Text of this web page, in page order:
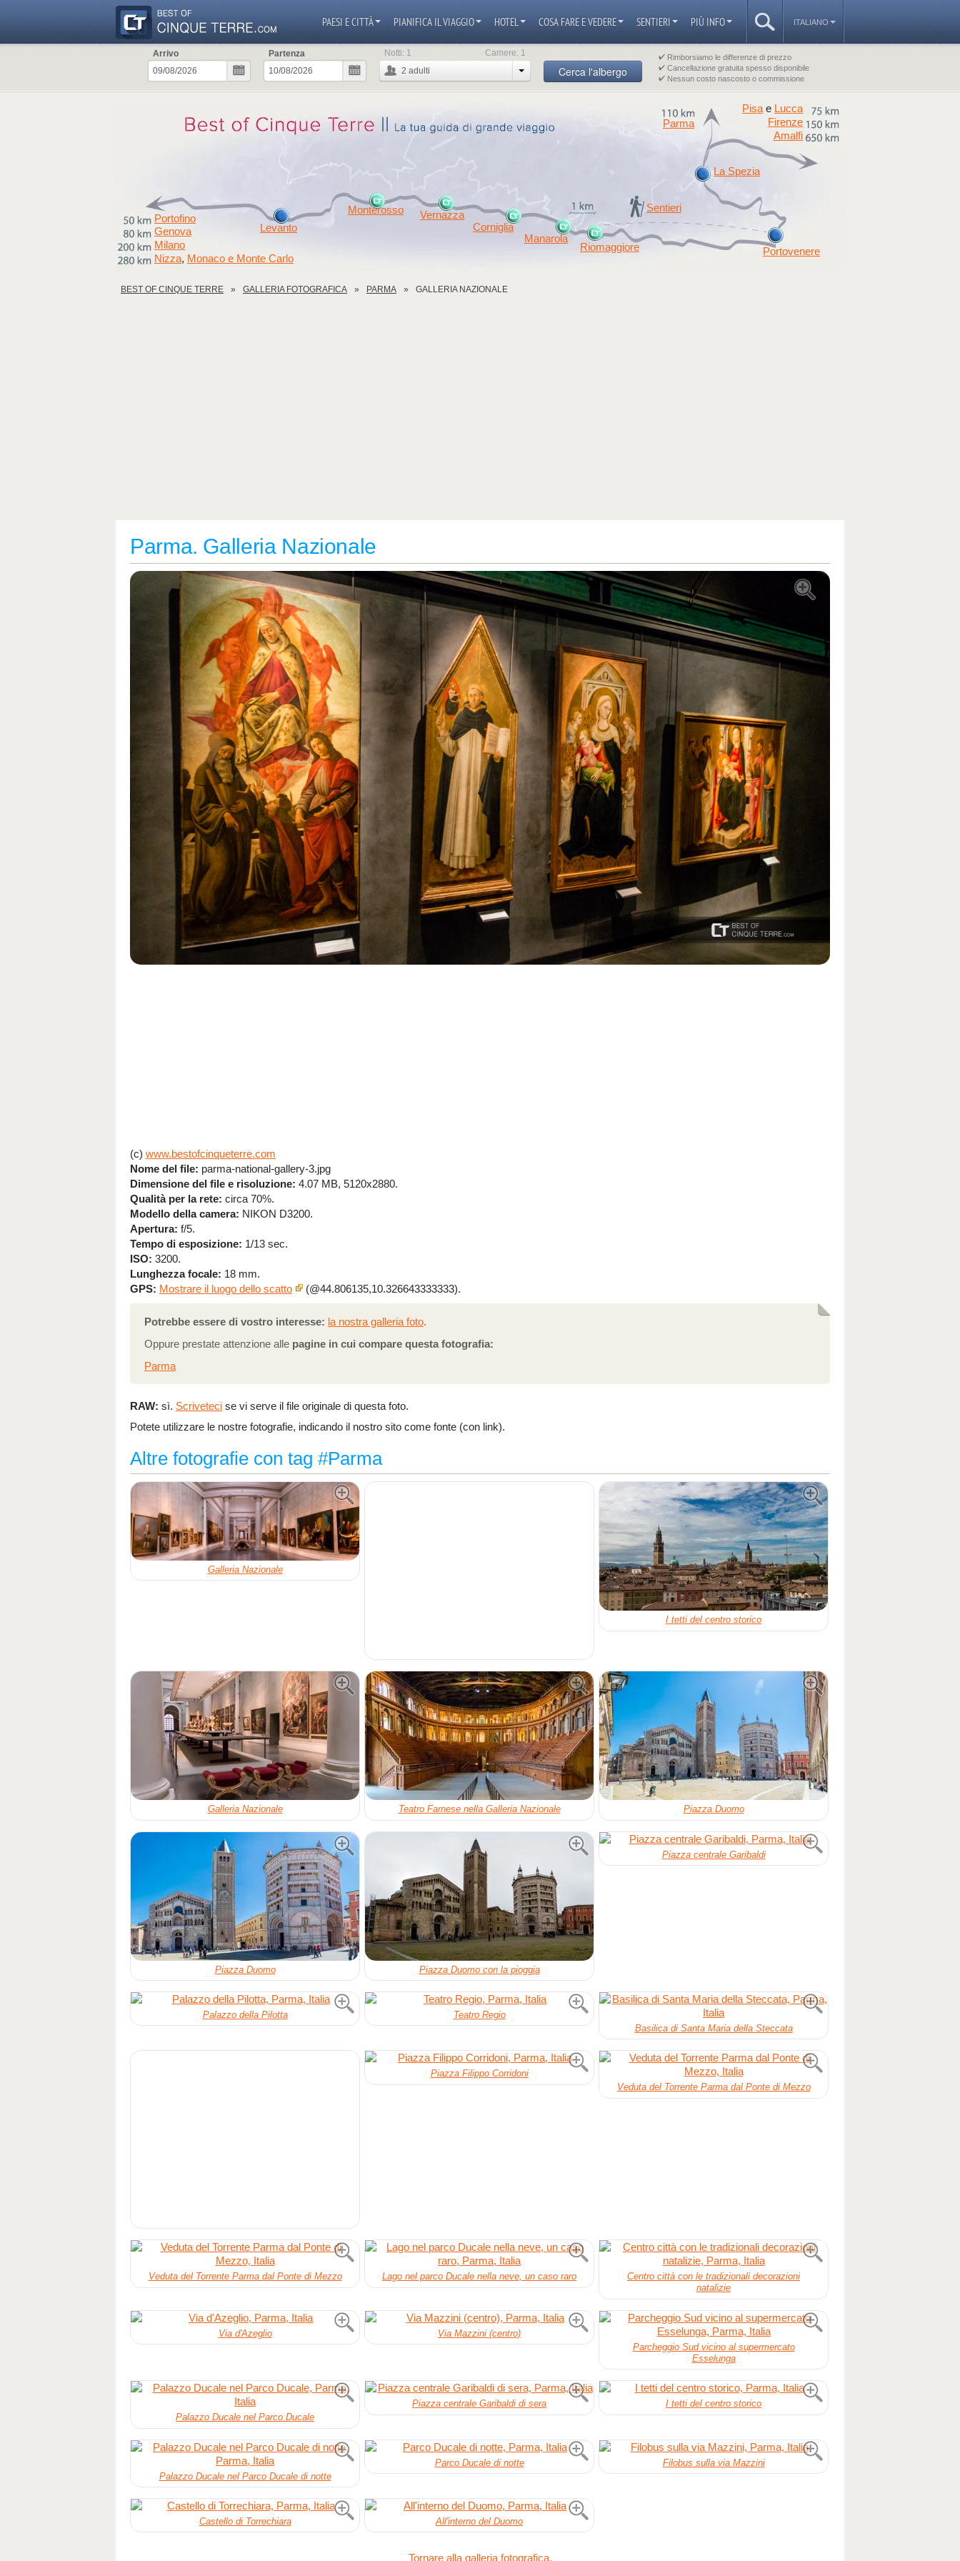
ITALIANO
PAESI E CITTÀ PIANIFICA IL VIAGGIO HOTEL COSA FARE E VEDERE SENTIERI PIÙ INFO
Arrivo
Partenza
2 adulti
Notti: 1 Camere: 1
Cerca l'albergo
Rimborsiamo le differenze di prezzo
Cancellazione gratuita spesso disponibile
Nessun costo nascosto o commissione
Levanto
Monterosso
Vernazza
Corniglia
Manarola
Riomaggiore Portovenere
La Spezia
Sentieri
Genova
Milano
Parma
Pisa e Lucca
Firenze
Nizza, Monaco e Monte Carlo
Amalfi
Portofino
BEST OF CINQUE TERRE GALLERIA FOTOGRAFICA PARMA GALLERIA NAZIONALE
Parma. Galleria Nazionale
(c) www.bestofcinqueterre.com
Nome del file: parma-national-gallery-3.jpg
Dimensione del file e risoluzione: 4.07 MB, 5120x2880.
Qualità per la rete: circa 70%.
Modello della camera: NIKON D3200.
Apertura: f/5.
Tempo di esposizione: 1/13 sec.
ISO: 3200.
Lunghezza focale: 18 mm.
GPS: Mostrare il luogo dello scatto (@44.806135,10.326643333333).
Potrebbe essere di vostro interesse: la nostra galleria foto.
Oppure prestate attenzione alle pagine in cui compare questa fotografia:
Parma
RAW: sì. Scriveteci se vi serve il file originale di questa foto.
Potete utilizzare le nostre fotografie, indicando il nostro sito come fonte (con link).
Altre fotografie con tag #Parma
Galleria Nazionale
I tetti del centro storico
Galleria Nazionale Teatro Farnese nella Galleria Nazionale Piazza Duomo
Piazza Duomo Piazza Duomo con la pioggia
Piazza centrale Garibaldi
Palazzo della Pilotta
Teatro Regio
Basilica di Santa Maria della Steccata
Piazza Filippo Corridoni
Veduta del Torrente Parma dal Ponte di Mezzo
Veduta del Torrente Parma dal Ponte di Mezzo Lago nel parco Ducale nella neve, un caso raro
Centro città con le tradizionali decorazioni
natalizie
Via d'Azeglio
Via Mazzini (centro)
Parcheggio Sud vicino al supermercato
Esselunga
Palazzo Ducale nel Parco Ducale
Piazza centrale Garibaldi di sera I tetti del centro storico
Palazzo Ducale nel Parco Ducale di notte
Parco Ducale di notte Filobus sulla via Mazzini
Castello di Torrechiara All'interno del Duomo
Tornare alla galleria fotografica.